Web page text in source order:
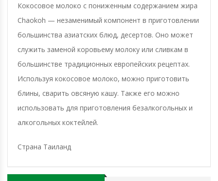
Кокосовое молоко с пониженным содержанием жира
Chaokoh — незаменимый компонент в приготовлении
большинства азиатских блюд, десертов. Оно может
служить заменой коровьему молоку или сливкам в
большинстве традиционных европейских рецептах.
Используя кокосовое молоко, можно приготовить
блины, сварить овсяную кашу. Также его можно
использовать для приготовления безалкогольных и
алкогольных коктейлей.
Страна Таиланд